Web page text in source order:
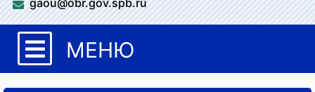
gaou@obr.gov.spb.ru
МЕНЮ